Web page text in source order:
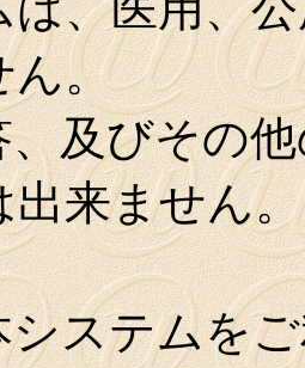
ん。
及びその
出来ません
システムを